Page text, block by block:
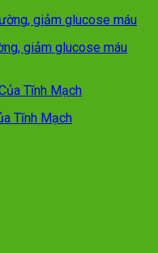
giảm glucose máu
Tĩnh Mạch